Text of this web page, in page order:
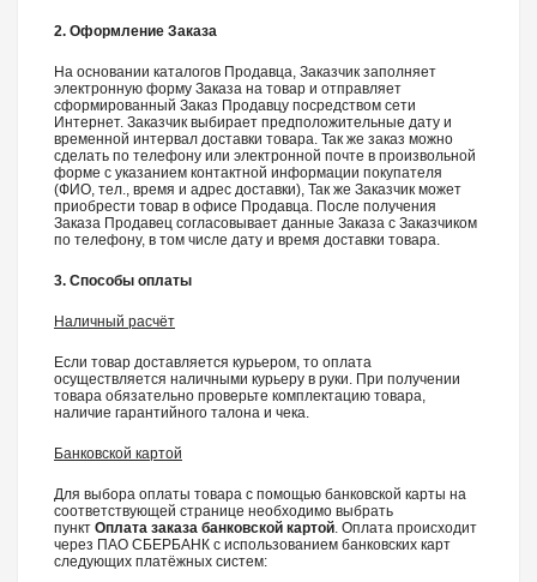
2. Оформление Заказа
На основании каталогов Продавца, Заказчик заполняет
электронную форму Заказа на товар и отправляет
сформированный Заказ Продавцу посредством сети
Интернет. Заказчик выбирает предположительные дату и
временной интервал доставки товара. Так же заказ можно
сделать по телефону или электронной почте в произвольной
форме с указанием контактной информации покупателя
(ФИО, тел., время и адрес доставки), Так же Заказчик может
приобрести товар в офисе Продавца. После получения
Заказа Продавец согласовывает данные Заказа с Заказчиком
по телефону, в том числе дату и время доставки товара.
3. Способы оплаты
Наличный расчёт
Если товар доставляется курьером, то оплата
осуществляется наличными курьеру в руки. При получении
товара обязательно проверьте комплектацию товара,
наличие гарантийного талона и чека.
Банковской картой
Для выбора оплаты товара с помощью банковской карты на
соответствующей странице необходимо выбрать
пункт Оплата заказа банковской картой. Оплата происходит
через ПАО СБЕРБАНК с использованием банковских карт
следующих платёжных систем: